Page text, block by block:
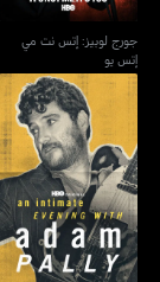
جورج لوبيز: إتس نت مي
إتس يو
آن إنتميت إيفنينغ ويذ آدم
بالي